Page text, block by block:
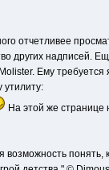
отчетливее
других надписей.
Ему
утилиту:
На этой же странице
возможность